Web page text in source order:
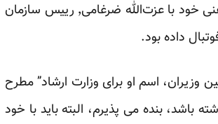
این سخنان مطهری چند روز پس از آن مطرح می‌شود که وی خبر از تذکر و تماس تلفنی خود با عزت‌الله ضرغامی٬ رییس سازمان
وزیران، اسم او برای وزارت ارشاد” مطرح
باشد، بنده می پذیرم، البته باید با خود